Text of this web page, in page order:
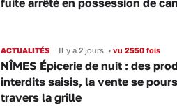
ACTUALITÉS Il y a 2 jours •vu 2550 fois
NÎMES Épicerie de nuit : des
interdits saisis, la vente se
travers la grille